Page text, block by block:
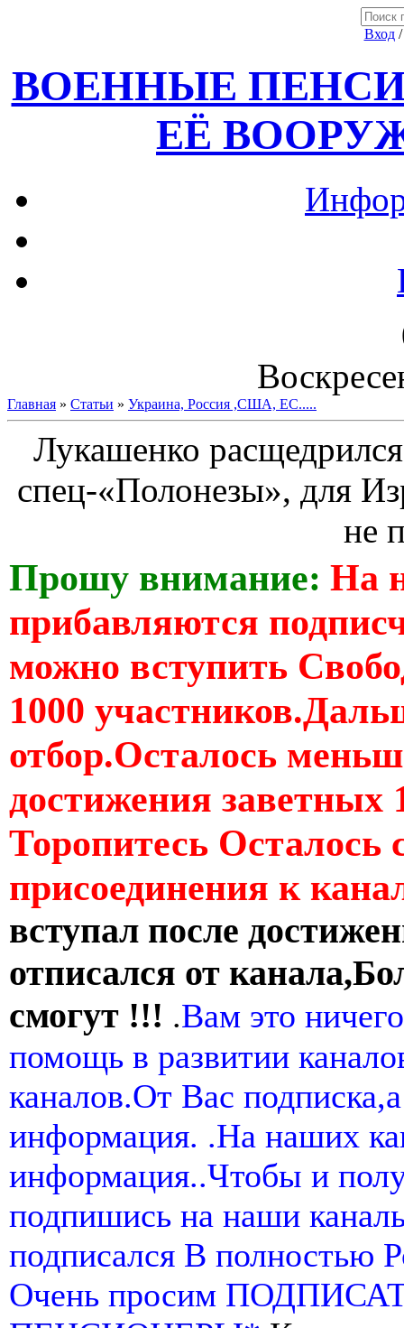
Вход
ВОЕННЫЕ
ЕЁ
Главная » Статьи » Украина, Россия ,США, ЕС.....
Лукашенко
спец-«Полонезы», для
не
Прошу внимание: На
прибавляются
можно вступить
1000
отбор.Осталось
достижения заветных
Торопитесь Осталось
присоединения к
вступал после
отписался от
смогут !!! .Вам это
помощь в развитии
каналов.От Вас
информация. .На наших
информация..Чтобы и
подпишись на наши
подписался В полностью
Очень просим